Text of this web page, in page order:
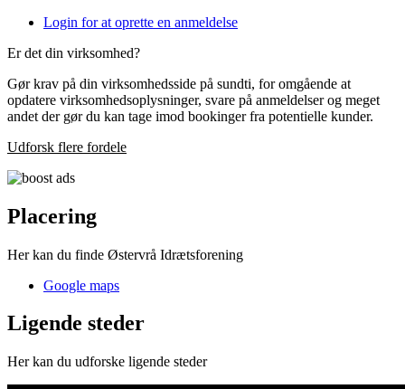
Login for at oprette en anmeldelse
Er det din virksomhed?
Gør krav på din virksomhedsside på sundti, for omgående at
opdatere virksomhedsoplysninger, svare på anmeldelser og meget
andet der gør du kan tage imod bookinger fra potentielle kunder.
Udforsk flere fordele
Placering
Her kan du finde Østervrå Idrætsforening
Google maps
Ligende steder
Her kan du udforske ligende steder